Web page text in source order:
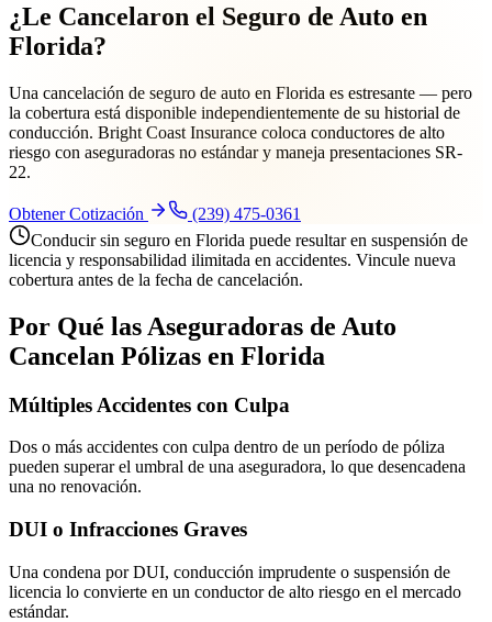
¿Le Cancelaron el Seguro de Auto en
Florida?
Una cancelación de seguro de auto en Florida es estresante — pero
la cobertura está disponible independientemente de su historial de
conducción. Bright Coast Insurance coloca conductores de alto
riesgo con aseguradoras no estándar y maneja presentaciones SR-
22.
Obtener Cotización
(239) 475-0361
Conducir sin seguro en Florida puede resultar en suspensión de
licencia y responsabilidad ilimitada en accidentes. Vincule nueva
cobertura antes de la fecha de cancelación.
Por Qué las Aseguradoras de Auto
Cancelan Pólizas en Florida
Múltiples Accidentes con Culpa
Dos o más accidentes con culpa dentro de un período de póliza
pueden superar el umbral de una aseguradora, lo que desencadena
una no renovación.
DUI o Infracciones Graves
Una condena por DUI, conducción imprudente o suspensión de
licencia lo convierte en un conductor de alto riesgo en el mercado
estándar.